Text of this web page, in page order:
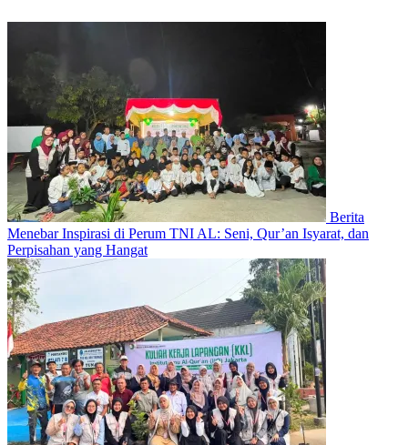
Berita
Menebar Inspirasi di Perum TNI AL: Seni, Qur’an Isyarat, dan
Perpisahan yang Hangat